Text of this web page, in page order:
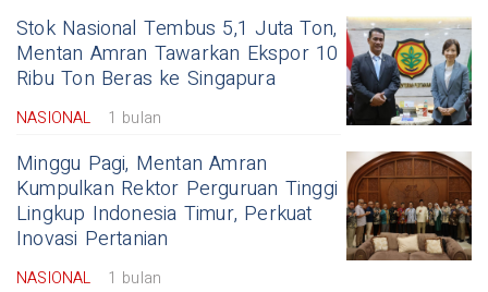
Stok Nasional Tembus 5,1 Juta Ton,
Mentan Amran Tawarkan Ekspor 10
Ribu Ton Beras ke Singapura
NASIONAL 1 bulan
Minggu Pagi, Mentan Amran
Kumpulkan Rektor Perguruan Tinggi
Lingkup Indonesia Timur, Perkuat
Inovasi Pertanian
NASIONAL 1 bulan